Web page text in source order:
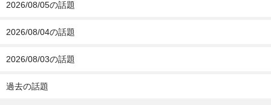
2026/08/05の話題
2026/08/04の話題
2026/08/03の話題
過去の話題